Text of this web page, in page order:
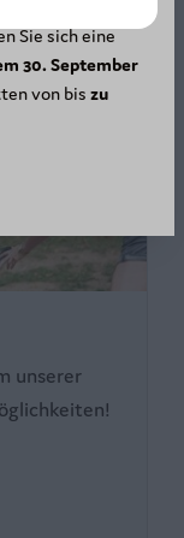
unserer
Sie sich eine
30. September
von bis zu